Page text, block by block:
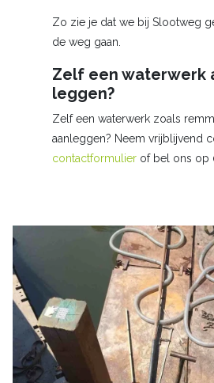
Zo zie je dat we bij Slootweg
de weg gaan.
Zelf een waterwerk
leggen?
Zelf een waterwerk zoals
aanleggen? Neem vrijblijvend
contactformulier of bel ons op